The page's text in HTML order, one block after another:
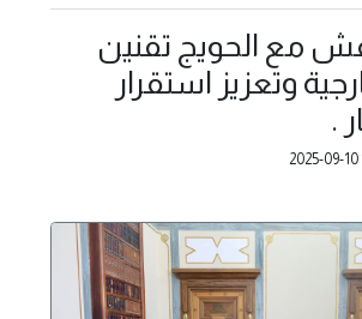
مع الحويج تقنين
وتعزيز استقرار
.
2025-09-10